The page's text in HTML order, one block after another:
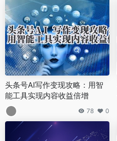
头条号AI写作变现攻略：用智
能工具实现内容收益倍增
78 0